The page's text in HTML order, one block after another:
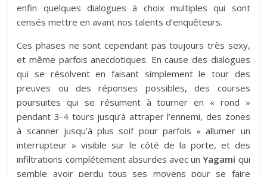
enfin quelques dialogues à choix multiples qui sont
censés mettre en avant nos talents d’enquêteurs.
Ces phases ne sont cependant pas toujours très sexy,
et même parfois anecdotiques. En cause des dialogues
qui se résolvent en faisant simplement le tour des
preuves ou des réponses possibles, des courses
poursuites qui se résument à tourner en « rond »
pendant 3-4 tours jusqu’à attraper l’ennemi, des zones
à scanner jusqu’à plus soif pour parfois « allumer un
interrupteur » visible sur le côté de la porte, et des
infiltrations complétement absurdes avec unYagami qui
semble avoir perdu tous ses moyens pour se faire